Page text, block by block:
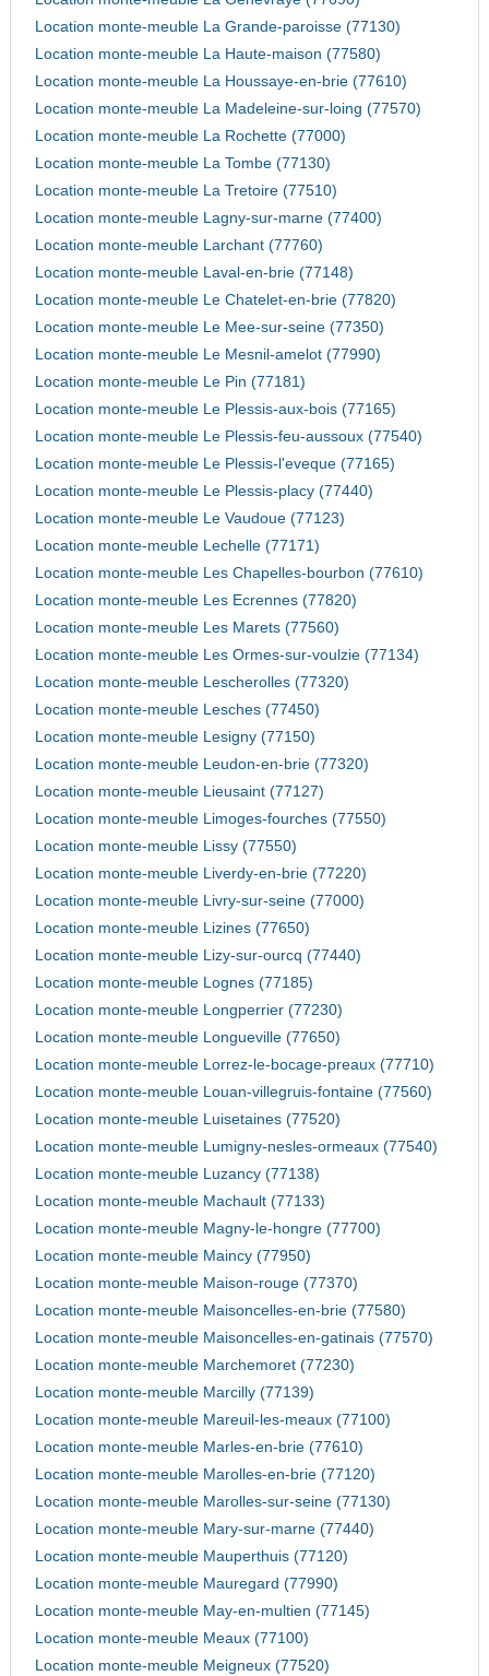
Location monte-meuble La Grande-paroisse (77130)
Location monte-meuble La Haute-maison (77580)
Location monte-meuble La Houssaye-en-brie (77610)
Location monte-meuble La Madeleine-sur-loing (77570)
Location monte-meuble La Rochette (77000)
Location monte-meuble La Tombe (77130)
Location monte-meuble La Tretoire (77510)
Location monte-meuble Lagny-sur-marne (77400)
Location monte-meuble Larchant (77760)
Location monte-meuble Laval-en-brie (77148)
Location monte-meuble Le Chatelet-en-brie (77820)
Location monte-meuble Le Mee-sur-seine (77350)
Location monte-meuble Le Mesnil-amelot (77990)
Location monte-meuble Le Pin (77181)
Location monte-meuble Le Plessis-aux-bois (77165)
Location monte-meuble Le Plessis-feu-aussoux (77540)
Location monte-meuble Le Plessis-l'eveque (77165)
Location monte-meuble Le Plessis-placy (77440)
Location monte-meuble Le Vaudoue (77123)
Location monte-meuble Lechelle (77171)
Location monte-meuble Les Chapelles-bourbon (77610)
Location monte-meuble Les Ecrennes (77820)
Location monte-meuble Les Marets (77560)
Location monte-meuble Les Ormes-sur-voulzie (77134)
Location monte-meuble Lescherolles (77320)
Location monte-meuble Lesches (77450)
Location monte-meuble Lesigny (77150)
Location monte-meuble Leudon-en-brie (77320)
Location monte-meuble Lieusaint (77127)
Location monte-meuble Limoges-fourches (77550)
Location monte-meuble Lissy (77550)
Location monte-meuble Liverdy-en-brie (77220)
Location monte-meuble Livry-sur-seine (77000)
Location monte-meuble Lizines (77650)
Location monte-meuble Lizy-sur-ourcq (77440)
Location monte-meuble Lognes (77185)
Location monte-meuble Longperrier (77230)
Location monte-meuble Longueville (77650)
Location monte-meuble Lorrez-le-bocage-preaux (77710)
Location monte-meuble Louan-villegruis-fontaine (77560)
Location monte-meuble Luisetaines (77520)
Location monte-meuble Lumigny-nesles-ormeaux (77540)
Location monte-meuble Luzancy (77138)
Location monte-meuble Machault (77133)
Location monte-meuble Magny-le-hongre (77700)
Location monte-meuble Maincy (77950)
Location monte-meuble Maison-rouge (77370)
Location monte-meuble Maisoncelles-en-brie (77580)
Location monte-meuble Maisoncelles-en-gatinais (77570)
Location monte-meuble Marchemoret (77230)
Location monte-meuble Marcilly (77139)
Location monte-meuble Mareuil-les-meaux (77100)
Location monte-meuble Marles-en-brie (77610)
Location monte-meuble Marolles-en-brie (77120)
Location monte-meuble Marolles-sur-seine (77130)
Location monte-meuble Mary-sur-marne (77440)
Location monte-meuble Mauperthuis (77120)
Location monte-meuble Mauregard (77990)
Location monte-meuble May-en-multien (77145)
Location monte-meuble Meaux (77100)
Location monte-meuble Meigneux (77520)